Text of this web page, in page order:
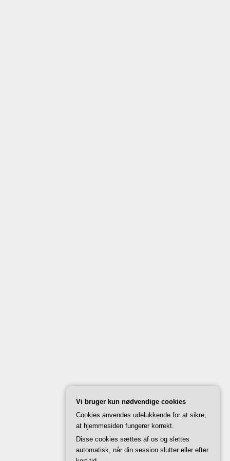
Vi bruger kun nødvendige cookies
Cookies anvendes udelukkende for at sikre,
at hjemmesiden fungerer korrekt.
Disse cookies sættes af os og slettes
automatisk, når din session slutter eller efter